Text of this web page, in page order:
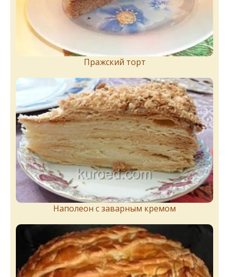
Пражский торт
Наполеон с заварным кремом